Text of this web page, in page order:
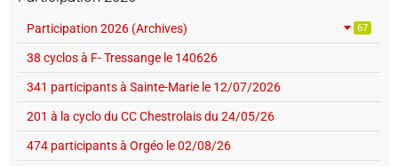
Participation 2026 (Archives) 67
38 cyclos à F- Tressange le 140626
341 participants à Sainte-Marie le 12/07/2026
201 à la cyclo du CC Chestrolais du 24/05/26
474 participants à Orgéo le 02/08/26